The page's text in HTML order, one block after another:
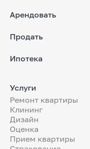
Арендовать
Продать
Ипотека
Услуги
Ремонт квартиры
Клининг
Дизайн
Оценка
Прием квартиры